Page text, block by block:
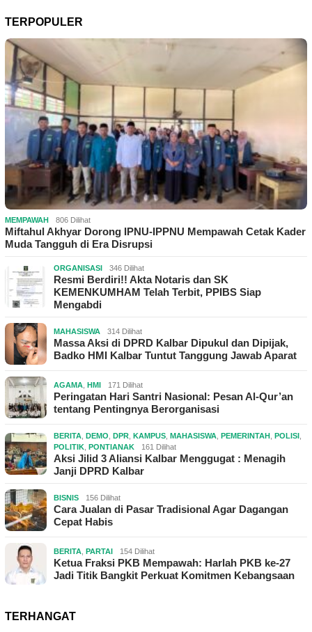
TERPOPULER
MEMPAWAH 806 Dilihat
Miftahul Akhyar Dorong IPNU-IPPNU Mempawah Cetak Kader
Muda Tangguh di Era Disrupsi
ORGANISASI 346 Dilihat
Resmi Berdiri!! Akta Notaris dan SK
KEMENKUMHAM Telah Terbit, PPIBS Siap
Mengabdi
MAHASISWA 314 Dilihat
Massa Aksi di DPRD Kalbar Dipukul dan Dipijak,
Badko HMI Kalbar Tuntut Tanggung Jawab Aparat
AGAMA HMI 171 Dilihat
Peringatan Hari Santri Nasional: Pesan Al-Qur’an
tentang Pentingnya Berorganisasi
BERITA DEMO DPR KAMPUS MAHASISWA PEMERINTAH POLISI
POLITIK PONTIANAK 161 Dilihat
Aksi Jilid 3 Aliansi Kalbar Menggugat : Menagih
Janji DPRD Kalbar
BISNIS 156 Dilihat
Cara Jualan di Pasar Tradisional Agar Dagangan
Cepat Habis
BERITA PARTAI 154 Dilihat
Ketua Fraksi PKB Mempawah: Harlah PKB ke-27
Jadi Titik Bangkit Perkuat Komitmen Kebangsaan
TERHANGAT